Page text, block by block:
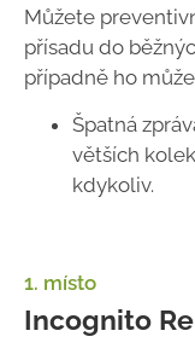
Můžete
přísadu do
případně ho
Špatná
větších
kdykoliv.
1. místo
Incognito